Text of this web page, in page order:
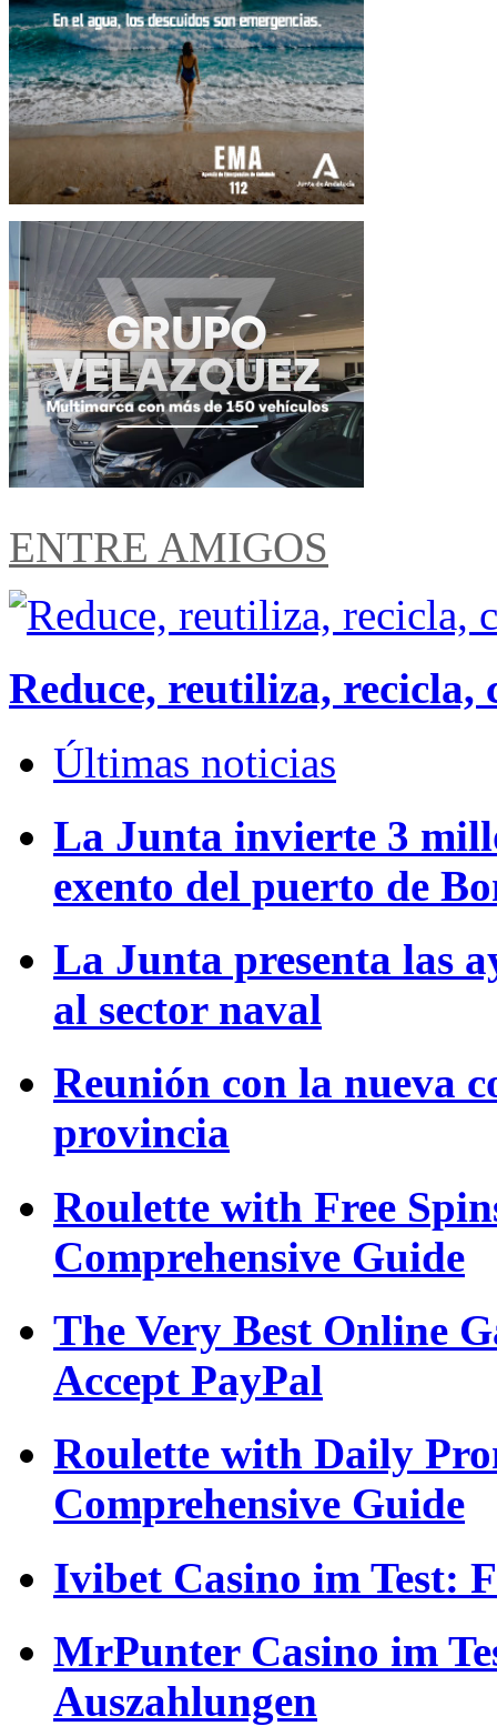
ENTRE AMIGOS
Reduce, reutiliza, recicla,
Últimas noticias
La Junta invierte 3
exento del puerto de
La Junta presenta las
al sector naval
Reunión con la nueva
provincia
Roulette with Free
Comprehensive Guide
The Very Best Online
Accept PayPal
Roulette with Daily
Comprehensive Guide
Ivibet Casino im Test:
MrPunter Casino im
Auszahlungen